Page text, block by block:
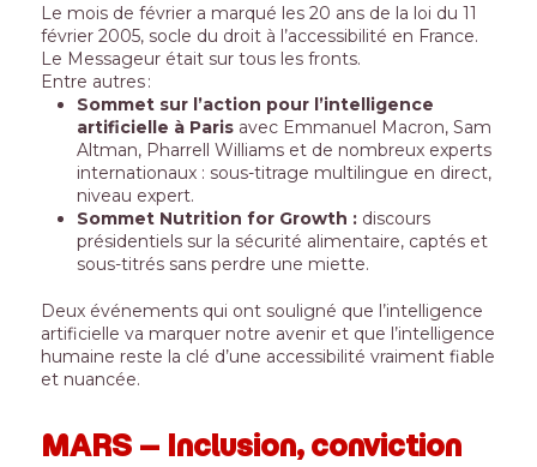
Le mois de février a marqué les 20 ans de la loi du 11
février 2005, socle du droit à l’accessibilité en France.
Le Messageur était sur tous les fronts.
Entre autres :
Sommet sur l’action pour l’intelligence
artificielle à Parisavec Emmanuel Macron, Sam
Altman, Pharrell Williams et de nombreux experts
internationaux : sous-titrage multilingue en direct,
niveau expert.
Sommet Nutrition for Growth :discours
présidentiels sur la sécurité alimentaire, captés et
sous-titrés sans perdre une miette.
Deux événements qui ont souligné que l’intelligence
artificielle va marquer notre avenir et que l’intelligence
humaine reste la clé d’une accessibilité vraiment fiable
et nuancée.
MARS – Inclusion, conviction